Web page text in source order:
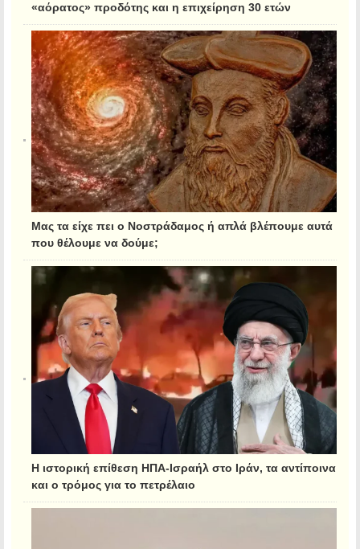
«αόρατος» προδότης και η επιχείρηση 30 ετών
Μας τα είχε πει ο Νοστράδαμος ή απλά βλέπουμε αυτά
που θέλουμε να δούμε;
Η ιστορική επίθεση ΗΠΑ-Ισραήλ στο Ιράν, τα αντίποινα
και ο τρόμος για το πετρέλαιο